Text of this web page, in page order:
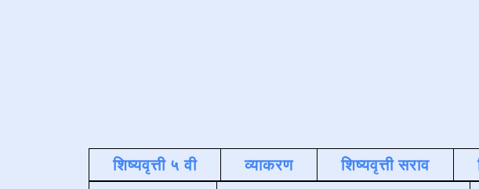
शिष्यवृत्ती ५ वी व्याकरण शिष्यवृत्ती सराव